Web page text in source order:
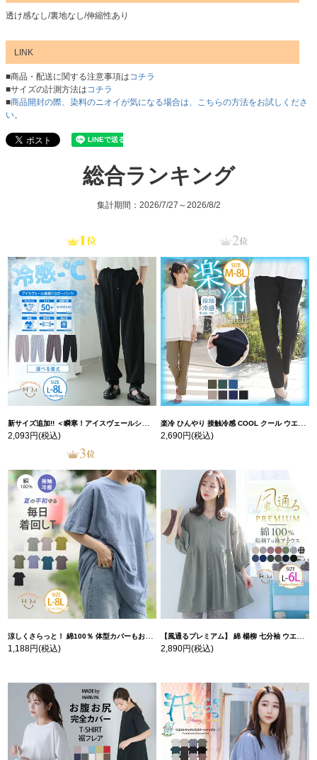
透け感なし/裏地なし/伸縮性あり
LINK
■商品・配送に関する注意事項は コチラ
■サイズの計測方法は コチラ
■商品開封の際、染料のニオイが気になる場合は、こちらの方法をお試しくださ
い。
総合ランキング
集計期間：2026/7/27～2026/8/2
新サイズ追加!! ＜瞬寒！アイスヴェールシリーズ＞ 美脚 ジョガーパンツ 【ウェストゴム】 【ストレッチ】 | 大きいサイズの通販ならハッピーマリリン
2,093円(税込)
楽冷 ひんやり 接触冷感 COOL クール ウエストゴム 楽ちん ストレッチ 美脚 レギパン 【ストレッチ】 | 大きいサイズの通販ならハッピーマリリン
2,690円(税込)
涼しくさらっと！ 綿100％ 体型カバーもお洒落も叶える 風合いコットン ゆるシルエット ドルマン | 大きいサイズの通販ならハッピーマリリン
1,188円(税込)
【風通るプレミアム】 綿 楊柳 七分袖 ウエストギャザー ブラウス | 大きいサイズの通販ならハッピーマリリン
2,890円(税込)